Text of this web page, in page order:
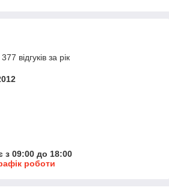
сталевий перстень?
вигляд
на роботі, у місті, у подорожах.
відгуків за рік
з 09:00 до 18:00
роботи